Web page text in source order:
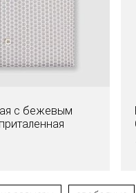
с бежевым